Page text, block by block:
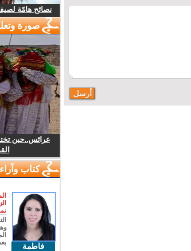
نصائح هامّة
صورة
عرائس..حين
كتاب وآراء
فاطمة